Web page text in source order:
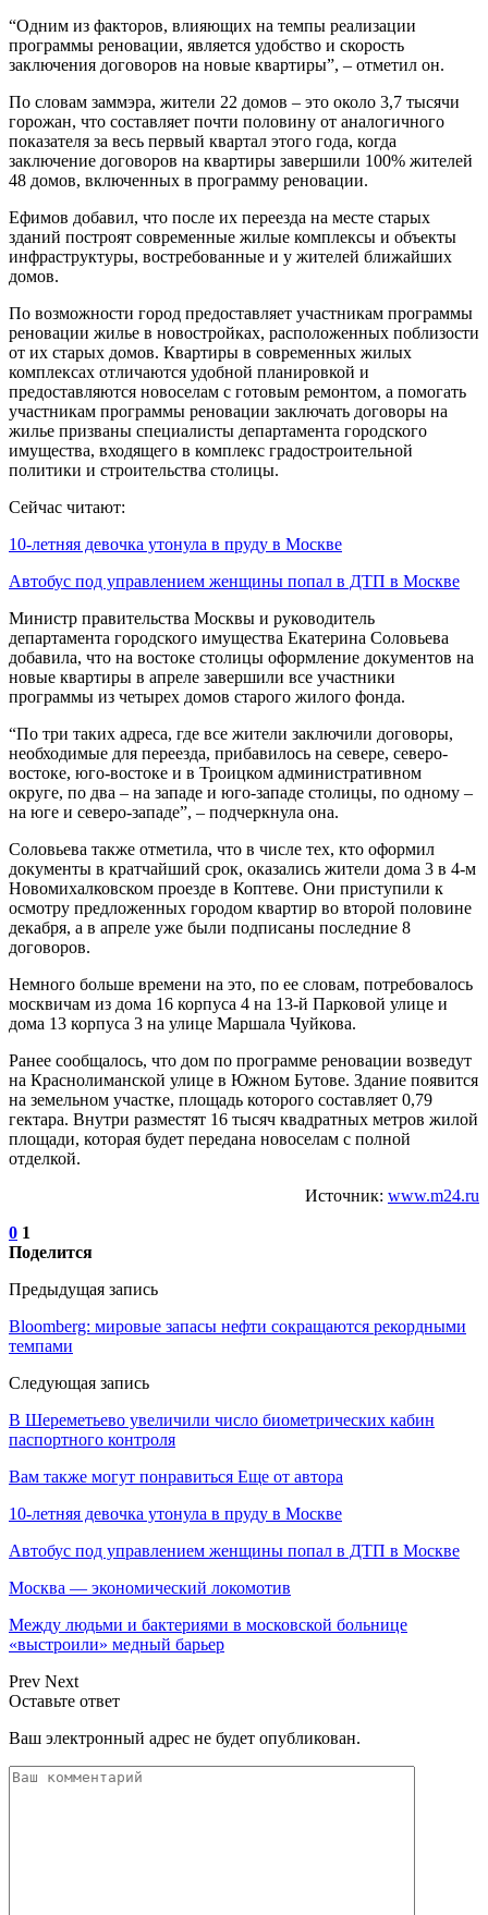
“Одним из факторов, влияющих на темпы реализации
программы реновации, является удобство и скорость
заключения договоров на новые квартиры”, – отметил он.
По словам заммэра, жители 22 домов – это около 3,7 тысячи
горожан, что составляет почти половину от аналогичного
показателя за весь первый квартал этого года, когда
заключение договоров на квартиры завершили 100% жителей
48 домов, включенных в программу реновации.
Ефимов добавил, что после их переезда на месте старых
зданий построят современные жилые комплексы и объекты
инфраструктуры, востребованные и у жителей ближайших
домов.
По возможности город предоставляет участникам программы
реновации жилье в новостройках, расположенных поблизости
от их старых домов. Квартиры в современных жилых
комплексах отличаются удобной планировкой и
предоставляются новоселам с готовым ремонтом, а помогать
участникам программы реновации заключать договоры на
жилье призваны специалисты департамента городского
имущества, входящего в комплекс градостроительной
политики и строительства столицы.
Сейчас читают:
10-летняя девочка утонула в пруду в Москве
Автобус под управлением женщины попал в ДТП в Москве
Министр правительства Москвы и руководитель
департамента городского имущества Екатерина Соловьева
добавила, что на востоке столицы оформление документов на
новые квартиры в апреле завершили все участники
программы из четырех домов старого жилого фонда.
“По три таких адреса, где все жители заключили договоры,
необходимые для переезда, прибавилось на севере, северо-
востоке, юго-востоке и в Троицком административном
округе, по два – на западе и юго-западе столицы, по одному –
на юге и северо-западе”, – подчеркнула она.
Соловьева также отметила, что в числе тех, кто оформил
документы в кратчайший срок, оказались жители дома 3 в 4-м
Новомихалковском проезде в Коптеве. Они приступили к
осмотру предложенных городом квартир во второй половине
декабря, а в апреле уже были подписаны последние 8
договоров.
Немного больше времени на это, по ее словам, потребовалось
москвичам из дома 16 корпуса 4 на 13-й Парковой улице и
дома 13 корпуса 3 на улице Маршала Чуйкова.
Ранее сообщалось, что дом по программе реновации возведут
на Краснолиманской улице в Южном Бутове. Здание появится
на земельном участке, площадь которого составляет 0,79
гектара. Внутри разместят 16 тысяч квадратных метров жилой
площади, которая будет передана новоселам с полной
отделкой.
Источник: www.m24.ru
0 1
Поделится
Предыдущая запись
Bloomberg: мировые запасы нефти сокращаются рекордными
темпами
Следующая запись
В Шереметьево увеличили число биометрических кабин
паспортного контроля
Вам также могут понравиться Еще от автора
10-летняя девочка утонула в пруду в Москве
Автобус под управлением женщины попал в ДТП в Москве
Москва — экономический локомотив
Между людьми и бактериями в московской больнице
«выстроили» медный барьер
Prev Next
Оставьте ответ
Ваш электронный адрес не будет опубликован.